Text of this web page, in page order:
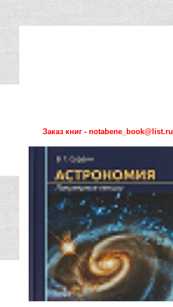
Заказ книг - notabene_book@list.ru